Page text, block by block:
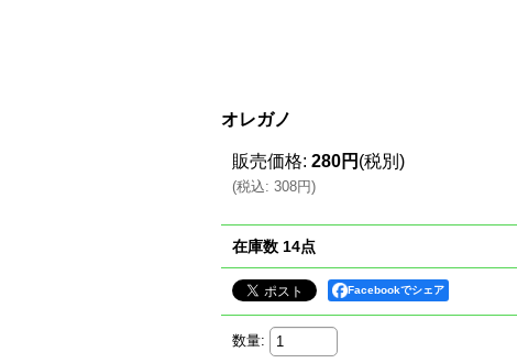
オレガノ
販売価格: 280円 (税別)
(税込: 308円)
在庫数 14点
Facebookでシェア
数量: